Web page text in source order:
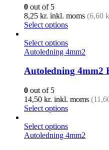
0 out of 5
8,25 kr. inkl. moms (6,60
Select options
Select options
Autoledning 4mm2
Autoledning 4mm2
0 out of 5
14,50 kr. inkl. moms (
Select options
Select options
Autoledning 4mm2